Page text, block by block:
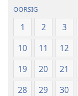
OORSIG
1 2 3
10
11 12
19
20 21
28
29 30